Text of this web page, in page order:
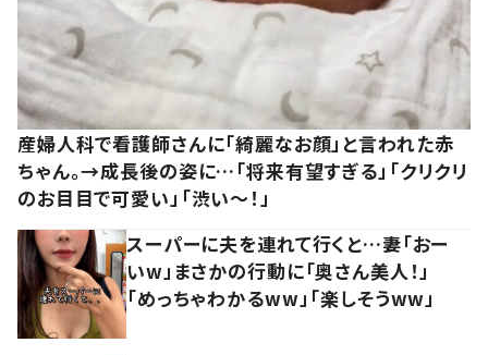
産婦人科で看護師さんに「綺麗なお顔」と言われた赤
ちゃん。→成長後の姿に…「将来有望すぎる」「クリクリ
のお目目で可愛い」「渋い～！」
スーパーに夫を連れて行くと…妻「おー
いw」まさかの行動に「奥さん美人！」
「めっちゃわかるww」「楽しそうww」